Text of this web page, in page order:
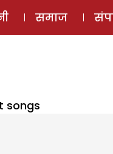
समाज
songs